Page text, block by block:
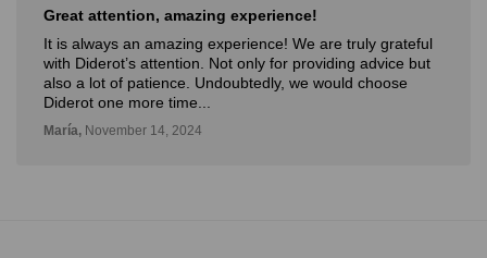
Muy buena experiencia
Muy buena experiencia. Diderot es una excelente y
novedosa forma de poder ver, aprender, comprar arte y
con la posibilidad de probarlo. Me fue muy bien!
Deli,September 12, 2024